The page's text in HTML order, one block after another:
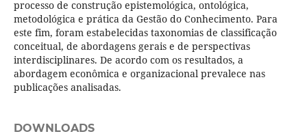
processo de construção epistemológica, ontológica,
metodológica e prática da Gestão do Conhecimento. Para
este fim, foram estabelecidas taxonomias de classificação
conceitual, de abordagens gerais e de perspectivas
interdisciplinares. De acordo com os resultados, a
abordagem econômica e organizacional prevalece nas
publicações analisadas.
DOWNLOADS